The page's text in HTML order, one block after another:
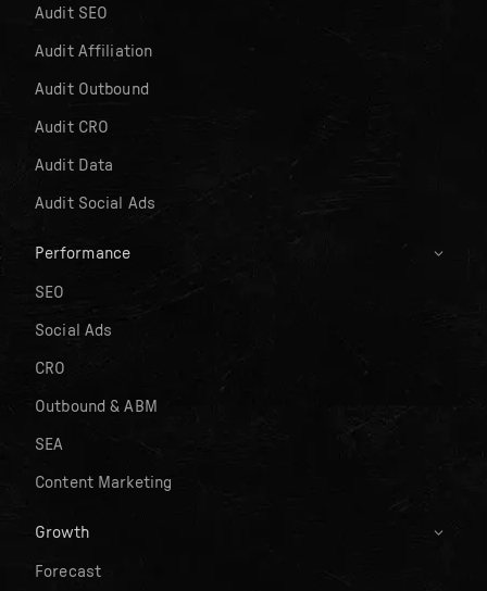
Audit SEO
Audit Affiliation
Audit Outbound
Audit CRO
Audit Data
Audit Social Ads
Performance
SEO
Social Ads
CRO
Outbound & ABM
SEA
Content Marketing
Growth
Forecast